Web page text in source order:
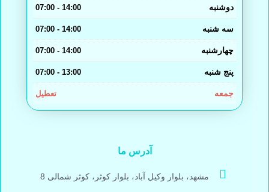
دوشنبه 14:00 - 07:00
سه شنبه 14:00 - 07:00
چهارشنبه 14:00 - 07:00
پنج شنبه 13:00 - 07:00
جمعه تعطیل
آدرس ما
مشهد، بلوار وکیل آباد، بلوار کوثر، کوثر شمالی 8